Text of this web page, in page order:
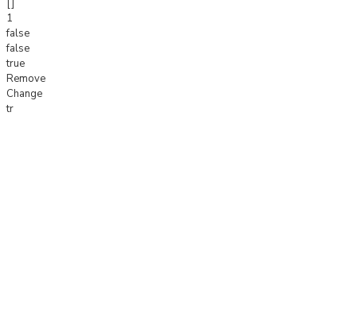
1
false
false
true
Remove
Change
tr